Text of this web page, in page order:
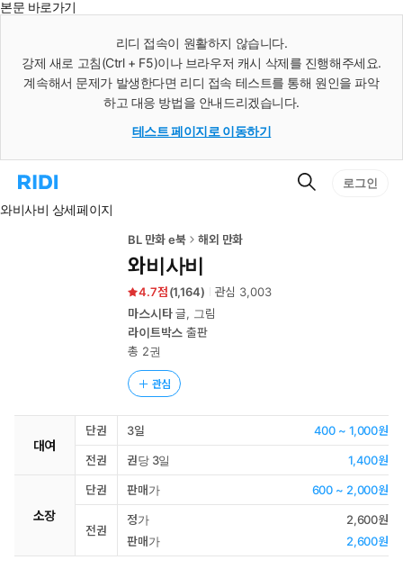
본문 바로가기
리디 접속이 원활하지 않습니다.
강제 새로 고침(Ctrl + F5)이나 브라우저 캐시 삭제를 진행해주세요.
계속해서 문제가 발생한다면 리디 접속 테스트를 통해 원인을 파악
하고 대응 방법을 안내드리겠습니다.
테스트 페이지로 이동하기
리
홈
검
로그인
와비사비 상세페이지
BL 만화 e북 해외 만화
와비사비
4.7 (1,164) 관심 3,003
마스시타글, 그림
라이트박스 출판
총 2권
관심
대여
단권 3일 400 ~ 1,000원
전권 권당 3일 1,400원
소장
단권 판매가 600 ~ 2,000원
전권
정가
2,600원
판매가
2,600원